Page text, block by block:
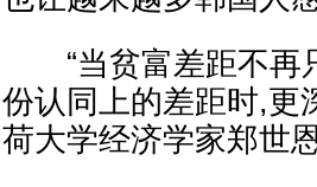
“当贫富差距不再
份认同上的差距时,更
荷大学经济学家郑世恩